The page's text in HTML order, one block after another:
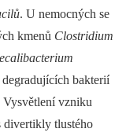
. U nemocných se
kmenů Clostridium
ium
bakterií
Vysvětlení vzniku
divertikly tlustého